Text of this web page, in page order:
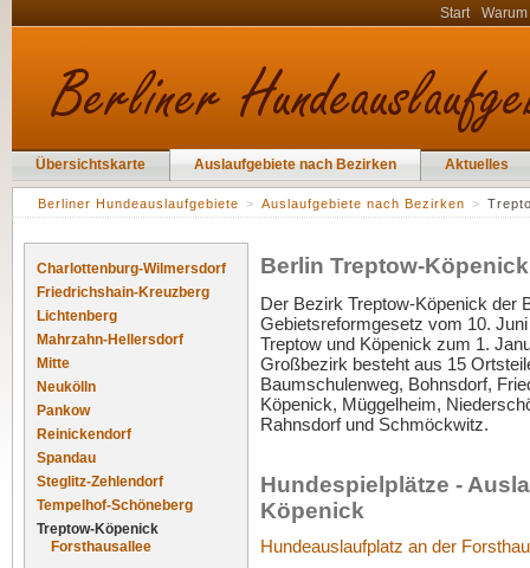
Start
Charlottenburg-Wilmersdorf
Friedrichshain-Kreuzberg
Lichtenberg
Mahrzahn-Hellersdorf
Mitte
Neukölln
Pankow
Reinickendorf
Spandau
Steglitz-Zehlendorf
Tempelhof-Schöneberg
Treptow-Köpenick
Forsthausallee
Übersichtskarte Auslaufgebiete nach Bezirken Aktuelles
Berliner Hundeauslaufgebiete > Auslaufgebiete nach Bezirken >
Berlin Treptow-Köpenick
Der Bezirk Treptow-Köpenick der
Gebietsreformgesetz vom 10.
Treptow und Köpenick zum 1.
Großbezirk besteht aus 15
Baumschulenweg, Bohnsdorf,
Köpenick, Müggelheim,
Rahnsdorf und Schmöckwitz.
Hundespielplätze -
Köpenick
Hundeauslaufplatz an der